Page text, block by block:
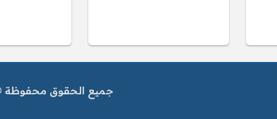
جميع الحقوق محفوظة ©